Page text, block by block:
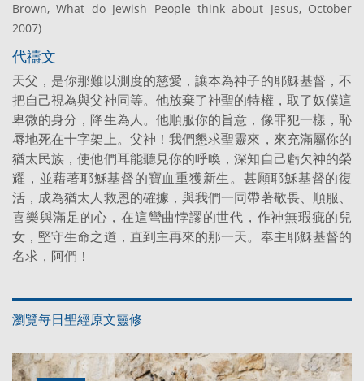
Brown, What do Jewish People think about Jesus, October
2007)
代禱文
天父，是你那難以測度的慈愛，讓本為神子的耶穌基督，不
把自己視為與父神同等。他放棄了神聖的特權，取了奴僕這
卑微的身分，降生為人。他順服你的旨意，像罪犯一樣，恥
辱地死在十字架上。父神！我們懇求聖靈來，來充滿屬你的
猶太民族，使他們耳能聽見你的呼喚，深知自己虧欠神的榮
耀，並藉著耶穌基督的寶血重獲新生。甚願耶穌基督的復
活，成為猶太人救恩的確據，與我們一同帶著敬畏、順服、
喜樂與滿足的心，在這彎曲悖謬的世代，作神無瑕疵的兒
女，堅守生命之道，直到主再來的那一天。奉主耶穌基督的
名求，阿們！
瀏覽每日聖經原文靈修